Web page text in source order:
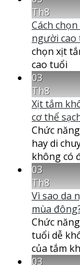
Th8
Cách
người cao
chọn xịt
cao tuổi
03
Th8
Xịt tắm
cơ thể
Chức
hay di
không có
03
Th8
Vì sao da
mùa
Chức
tuổi dễ
của tắm
03